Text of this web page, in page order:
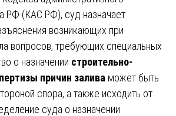
РФ (КАС РФ), суд назначает
возникающих при
вопросов, требующих специальных
о назначении строительно-
причин залива может быть
спора, а также исходить от
суда о назначении